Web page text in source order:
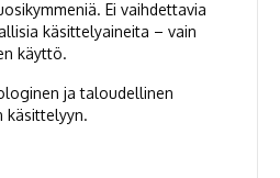
Ei vaihdettavia
käsittelyaineita – vain
käyttö.
ja taloudellinen
käsittelyyn.